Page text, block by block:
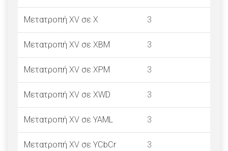
Μετατροπή XV σε X 3
Μετατροπή XV σε XBM 3
Μετατροπή XV σε XPM 3
Μετατροπή XV σε XWD 3
Μετατροπή XV σε YAML 3
Μετατροπή XV σε YCbCr 3